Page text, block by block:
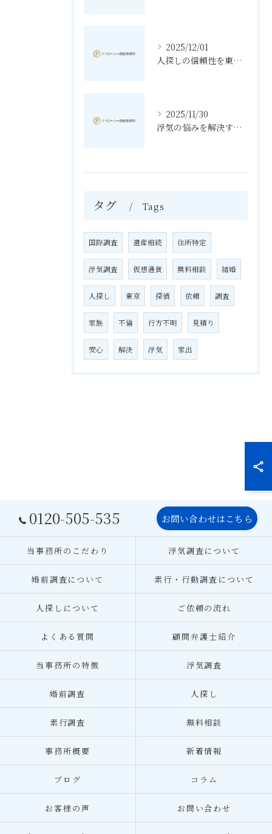
2025/12/01
人探しの信頼性を東京都豊島区で高める探偵選びのポイント
2025/11/30
浮気の悩みを解決する素行調査と東京都北区で知っておきたいポイント
タグ Tags
国際調査 遺産相続 住所特定
浮気調査 仮想通貨 無料相談 結婚
人探し 東京 探偵 依頼 調査
家族 不倫 行方不明 見積り
安心 解決 浮気 家出
0120-505-535 お問い合わせはこちら
当事務所のこだわり 浮気調査について
婚前調査について 素行・行動調査について
人探しについて ご依頼の流れ
よくある質問 顧問弁護士紹介
当事務所の特徴 浮気調査
婚前調査 人探し
素行調査 無料相談
事務所概要 新着情報
ブログ コラム
お客様の声 お問い合わせ